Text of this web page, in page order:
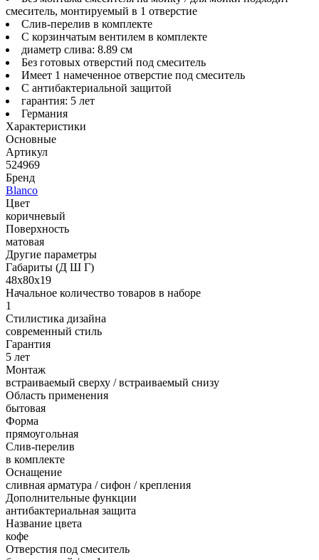
смеситель, монтируемый в 1 отверстие
Слив-перелив в комплекте
С корзинчатым вентилем в комплекте
диаметр слива: 8.89 см
Без готовых отверстий под смеситель
Имеет 1 намеченное отверстие под смеситель
С антибактериальной защитой
гарантия: 5 лет
Германия
Характеристики
Основные
Артикул
524969
Бренд
Blanco
Цвет
коричневый
Поверхность
матовая
Другие параметры
Габариты (Д Ш Г)
48х80х19
Начальное количество товаров в наборе
1
Стилистика дизайна
современный стиль
Гарантия
5 лет
Монтаж
встраиваемый сверху / встраиваемый снизу
Область применения
бытовая
Форма
прямоугольная
Слив-перелив
в комплекте
Оснащение
сливная арматура / сифон / крепления
Дополнительные функции
антибактериальная защита
Название цвета
кофе
Отверстия под смеситель